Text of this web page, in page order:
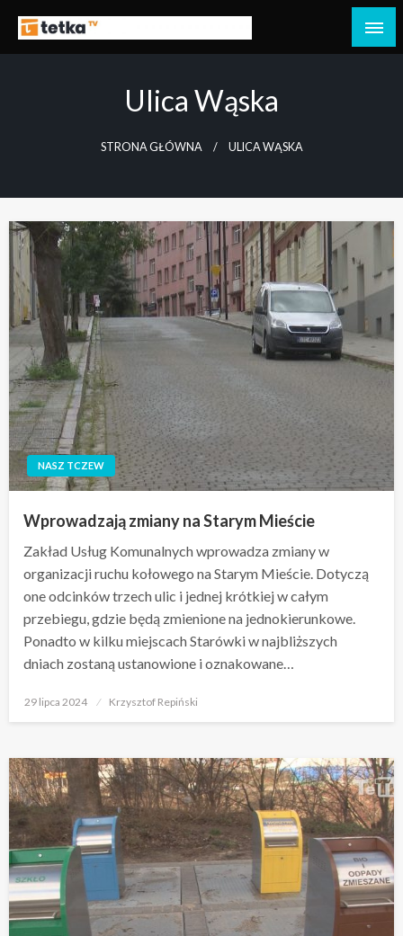
treściTv Tetka Tczew
Tetka Tczew – Twoja lokalna telewizja!
Ulica Wąska
STRONA GŁÓWNA ULICA WĄSKA
NASZ TCZEW
Wprowadzają zmiany na Starym Mieście
Zakład Usług Komunalnych wprowadza zmiany w
organizacji ruchu kołowego na Starym Mieście. Dotyczą
one odcinków trzech ulic i jednej krótkiej w całym
przebiegu, gdzie będą zmienione na jednokierunkowe.
Ponadto w kilku miejscach Starówki w najbliższych
dniach zostaną ustanowione i oznakowane…
Opublikowane
29 lipca 2024 Krzysztof Repiński